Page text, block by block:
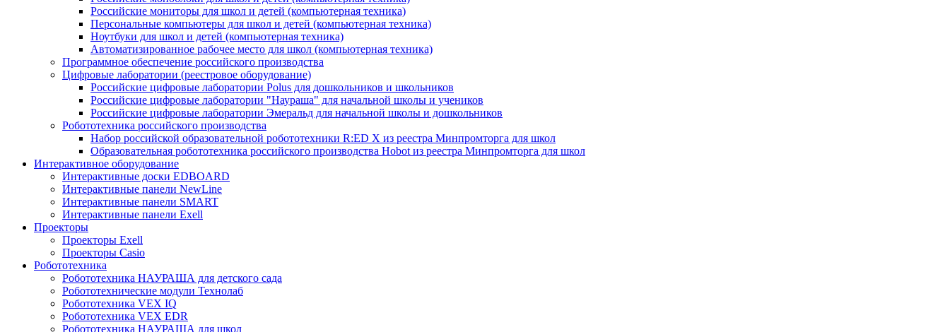
Российские мониторы для школ и детей (компьютерная техника)
Персональные компьютеры для школ и детей (компьютерная техника)
Ноутбуки для школ и детей (компьютерная техника)
Автоматизированное рабочее место для школ (компьютерная техника)
Программное обеспечение российского производства
Цифровые лаборатории (реестровое оборудование)
Российские цифровые лаборатории Polus для дошкольников и школьников
Российские цифровые лаборатории "Наураша" для начальной школы и учеников
Российские цифровые лаборатории Эмеральд для начальной школы и дошкольников
Робототехника российского производства
Набор российской образовательной робототехники R:ED X из реестра Минпромторга для школ
Образовательная робототехника российского производства Hobot из реестра Минпромторга для школ
Интерактивное оборудование
Интерактивные доски EDBOARD
Интерактивные панели NewLine
Интерактивные панели SMART
Интерактивные панели Exell
Проекторы
Проекторы Exell
Проекторы Casio
Робототехника
Робототехника НАУРАША для детского сада
Робототехнические модули Технолаб
Робототехника VEX IQ
Робототехника VEX EDR
Робототехника НАУРАША для школ